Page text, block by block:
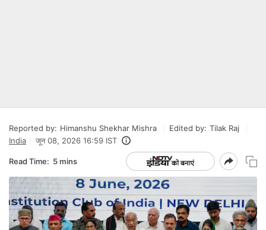
Reported by: Himanshu Shekhar Mishra Edited by: Tilak Raj
India
जून 08, 2026 16:59 IST
Read Time: 5 mins